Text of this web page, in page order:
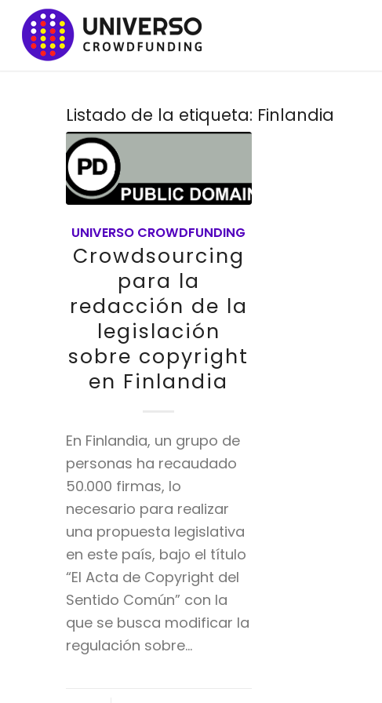
Listado de la etiqueta: Finlandia
UNIVERSO CROWDFUNDING
Crowdsourcing
para la
redacción de la
legislación
sobre copyright
en Finlandia
En Finlandia, un grupo de
personas ha recaudado
50.000 firmas, lo
necesario para realizar
una propuesta legislativa
en este país, bajo el título
“El Acta de Copyright del
Sentido Común” con la
que se busca modificar la
regulación sobre…